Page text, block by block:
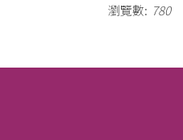
瀏覽數: 780